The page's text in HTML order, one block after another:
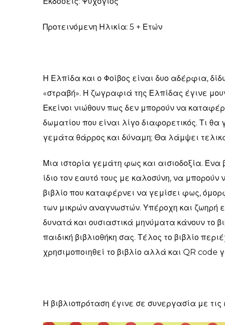
Προτεινόμενη Ηλικία: 5 + Ετών
Η Ελπίδα και ο Φοίβος είναι δυο αδέρφια,
«στραβή». Η ζωγραφιά της Ελπίδας έγινε
Εκείνοι νιώθουν πως δεν μπορούν να
δωματίου που είναι λίγο διαφορετικός. Τι
γεμάτα θάρρος και δύναμη; Θα λάμψει
Μια ιστορία γεμάτη φως και αισιοδοξία. Ένα
ίδιο τον εαυτό τους με καλοσύνη, να
βιβλίο που καταφέρνει να γεμίσει φως,
των μικρών αναγνωστών. Υπέροχη και ζωηρή
δυνατά και ουσιαστικά μηνύματα κάνουν το
παιδική βιβλιοθήκη σας. Τέλος το βιβλίο
χρησιμοποιηθεί το βιβλίο αλλά και QR code
Η βιβλιοπρόταση έγινε σε συνεργασία με τις